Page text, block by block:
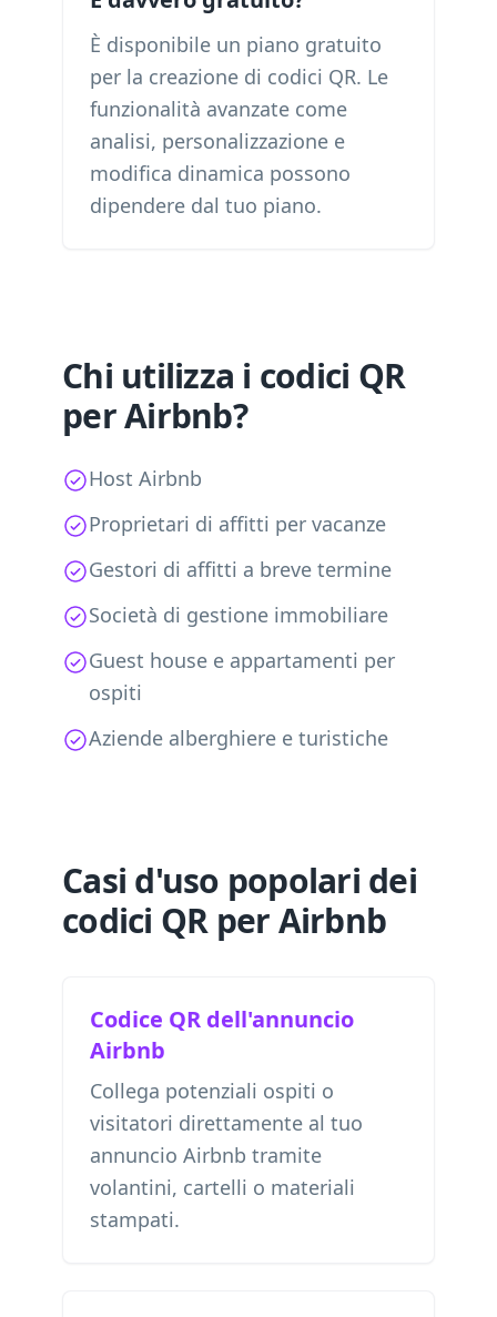
È disponibile un piano gratuito
per la creazione di codici QR. Le
funzionalità avanzate come
analisi, personalizzazione e
modifica dinamica possono
dipendere dal tuo piano.
Chi utilizza i codici QR
per Airbnb?
Host Airbnb
Proprietari di affitti per vacanze
Gestori di affitti a breve termine
Società di gestione immobiliare
Guest house e appartamenti per
ospiti
Aziende alberghiere e turistiche
Casi d'uso popolari dei
codici QR per Airbnb
Codice QR dell'annuncio
Airbnb
Collega potenziali ospiti o
visitatori direttamente al tuo
annuncio Airbnb tramite
volantini, cartelli o materiali
stampati.